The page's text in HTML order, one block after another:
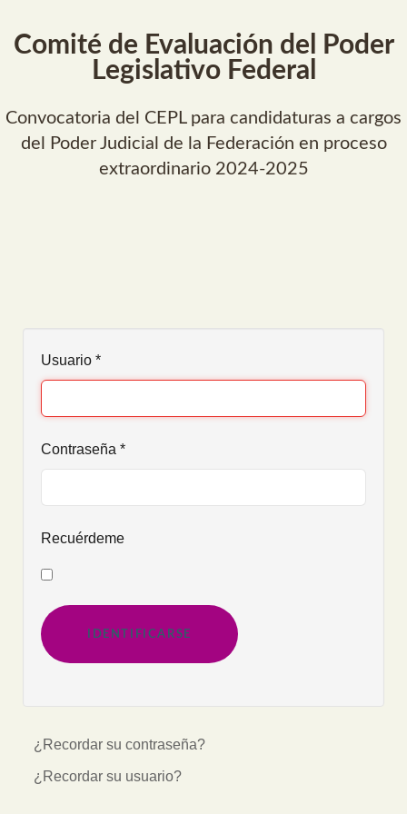
Comité de Evaluación del Poder
Legislativo Federal
Convocatoria del CEPL para candidaturas a cargos
del Poder Judicial de la Federación en proceso
extraordinario 2024-2025
Usuario *
Contraseña *
Recuérdeme
IDENTIFICARSE
¿Recordar su contraseña?
¿Recordar su usuario?